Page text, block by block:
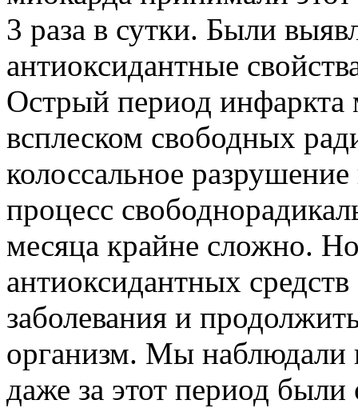
3 раза в сутки. Были
антиоксидантные
Острый период инфаркта
всплеском свободных
колоссальное
процесс
месяца крайне сложно.
антиоксидантных
заболевания и
организм. Мы наблюдали
даже за этот период были